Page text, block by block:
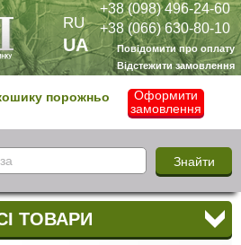
+38 (098) 496-24-60
+38 (066) 630-80-10
Повідомити про оплату
Відстежити замовлення
RU
UA
порожньо
Оформити
замовлення
ТОВАРИ